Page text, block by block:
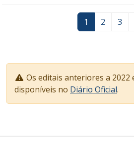
1 2 3
Os editais anteriores a 2022
disponíveis no Diário Oficial.